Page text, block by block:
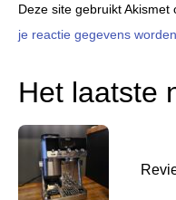
Deze site gebruikt Akismet
je reactie gegevens
Het laatste